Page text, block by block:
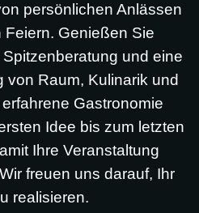
persönlichen Anlässen
Feiern. Genießen Sie
und eine
von Raum, Kulinarik und
Gastronomie
Idee bis zum letzten
Ihre Veranstaltung
freuen uns darauf, Ihr
realisieren.